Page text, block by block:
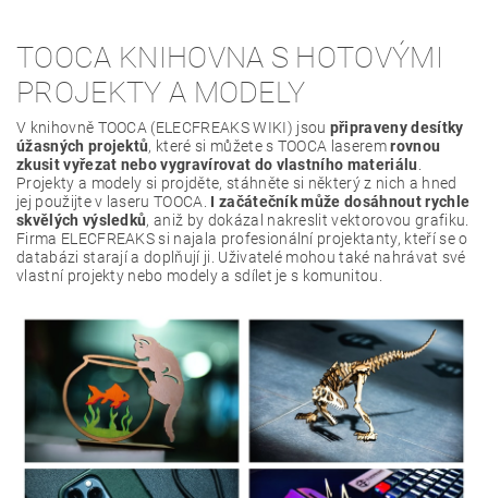
TOOCA KNIHOVNA S HOTOVÝMI
PROJEKTY A MODELY
V knihovně TOOCA (ELECFREAKS WIKI) jsou připraveny desítky
úžasných projektů, které si můžete s TOOCA laseremrovnou
zkusit vyřezat nebo vygravírovat do vlastního materiálu
Projekty a modely si projděte, stáhněte si některý z nich a hned
jej použijte v laseru TOOCA. I začátečník může dosáhnout rychle
skvělých výsledků, aniž by dokázal nakreslit vektorovou grafiku.
Firma ELECFREAKS si najala profesionální projektanty, kteří se o
databázi starají a doplňují ji. Uživatelé mohou také nahrávat své
vlastní projekty nebo modely a sdílet je s komunitou.